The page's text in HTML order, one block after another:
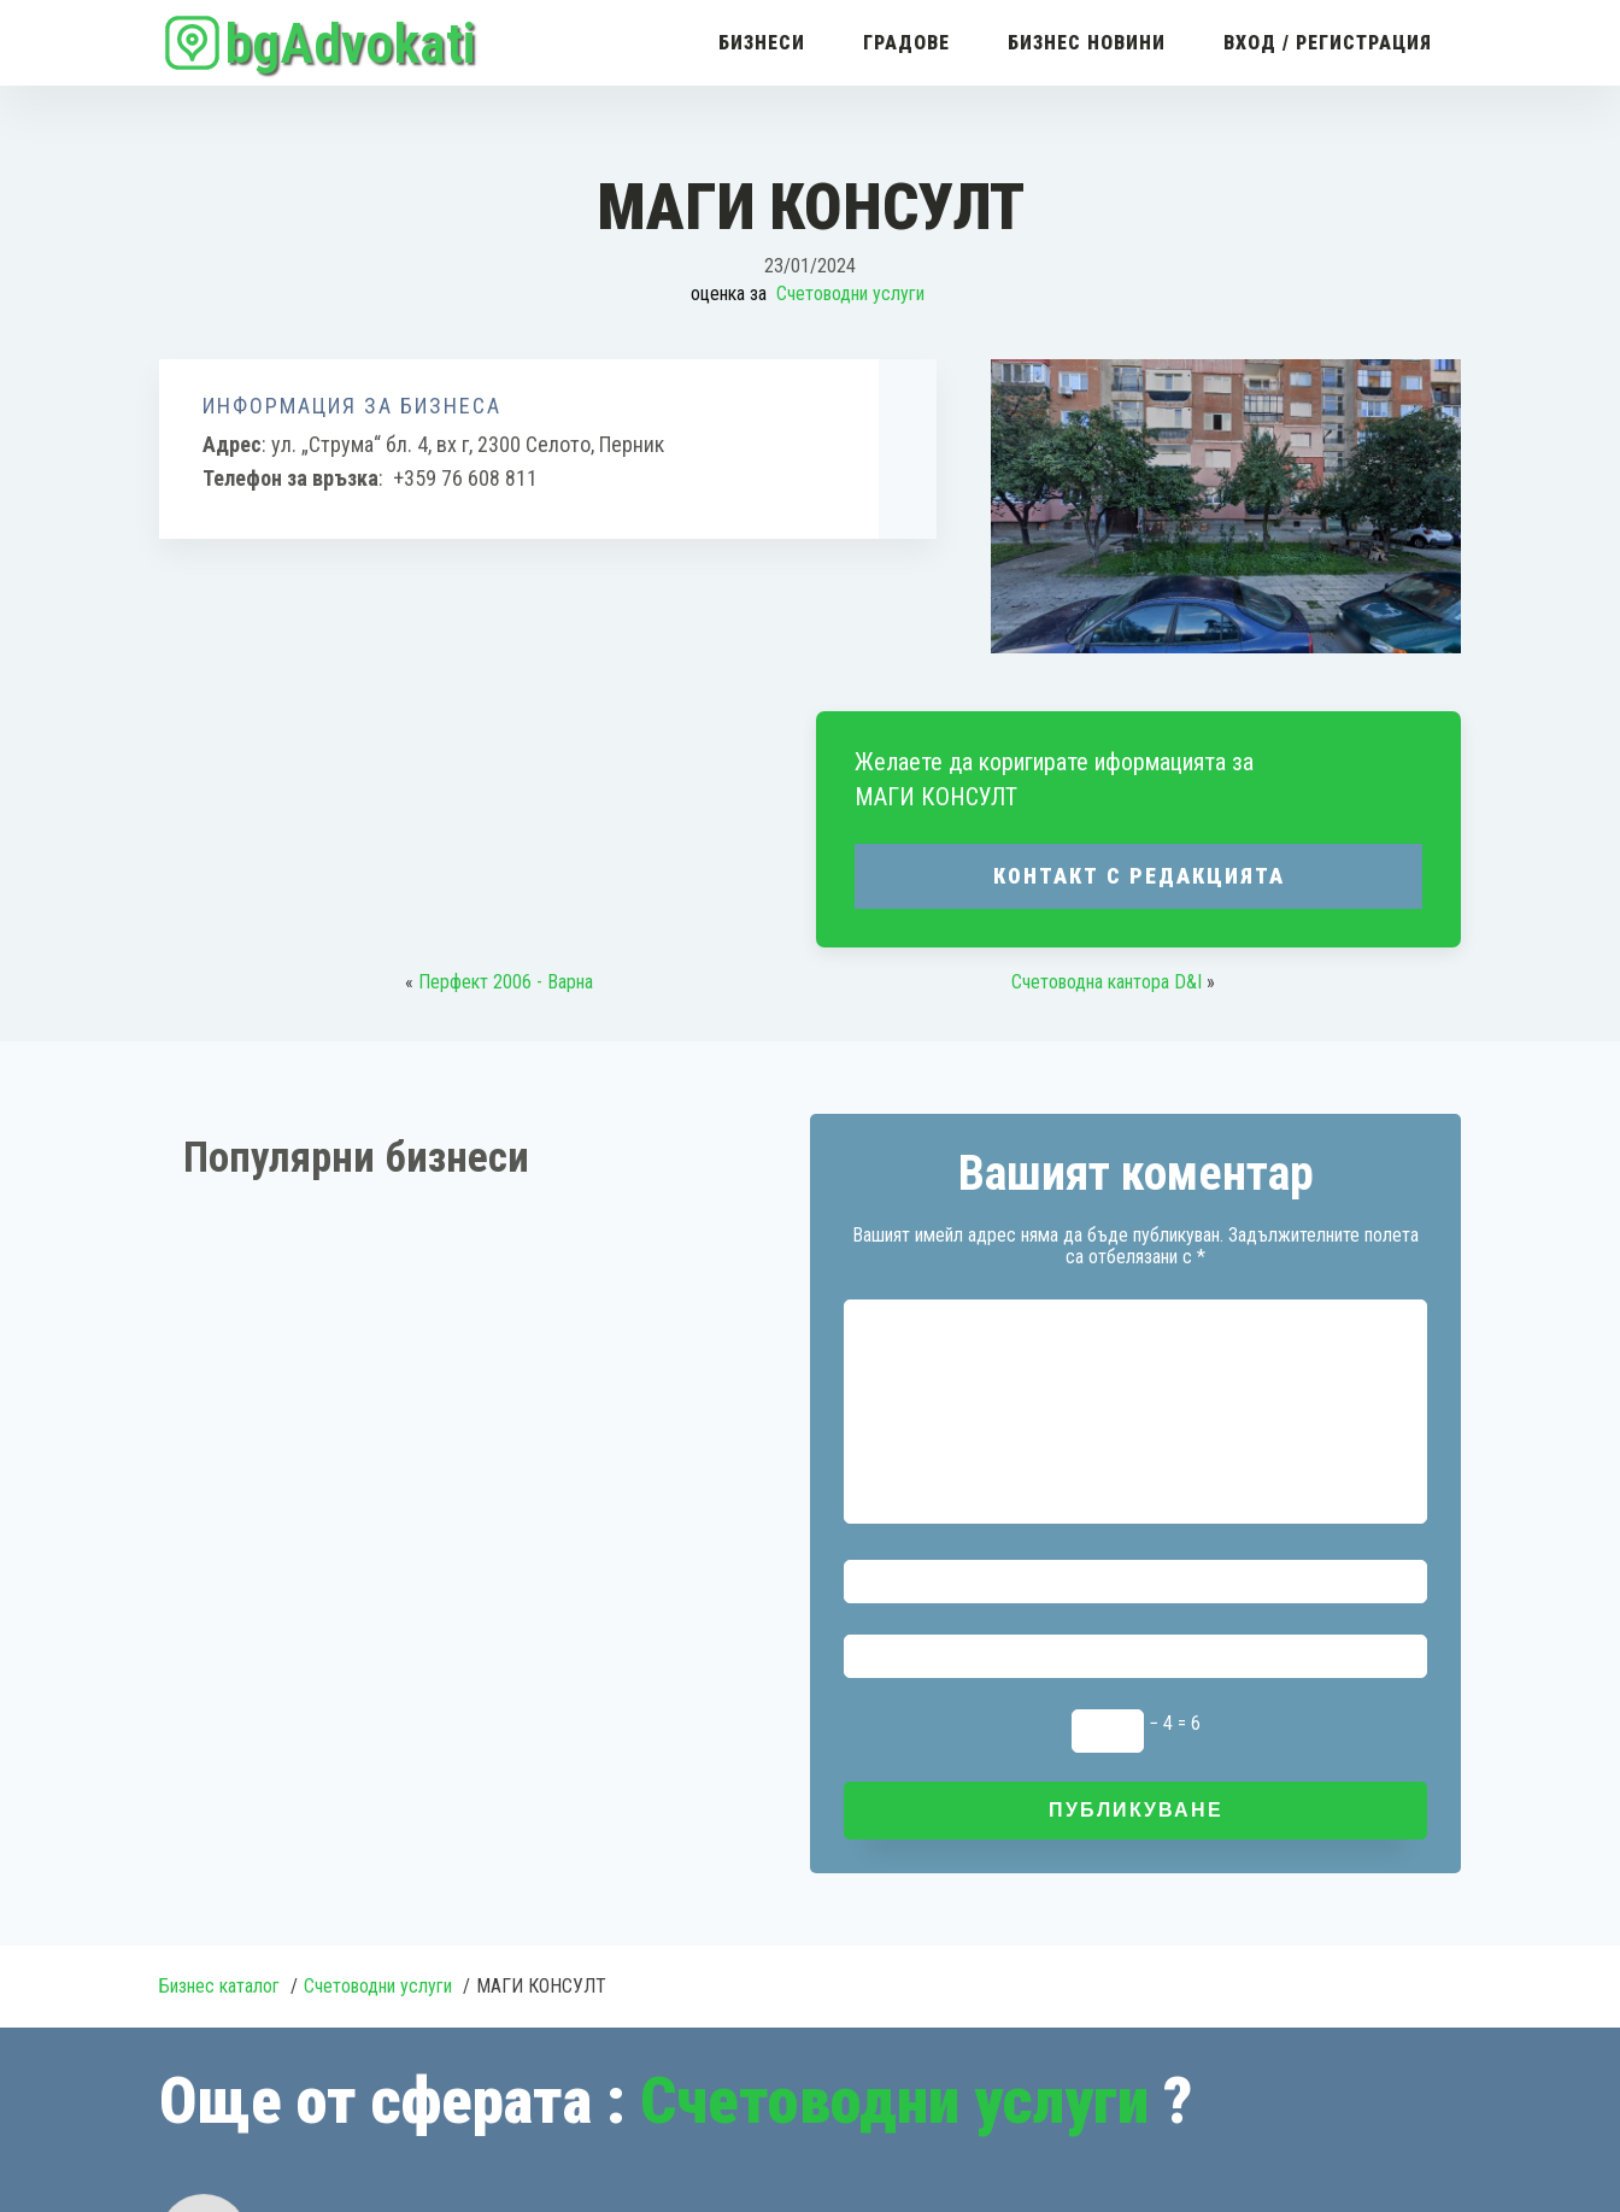
bgAdvokati БИЗНЕСИ ГРАДОВЕ БИЗНЕС НОВИНИ ВХОД / РЕГИСТРАЦИЯ
МАГИ КОНСУЛТ
23/01/2024
оценка за Счетоводни услуги
ИНФОРМАЦИЯ ЗА БИЗНЕСА
Адрес: ул. „Струма“ бл. 4, вх г, 2300 Селото, Перник
Телефон за връзка: +359 76 608 811
Желаете да коригирате иформацията за
МАГИ КОНСУЛТ
КОНТАКТ С РЕДАКЦИЯТА
« Перфект 2006 - Варна Счетоводна кантора D&I »
Популярни бизнеси Вашият коментар
Вашият имейл адрес няма да бъде публикуван. Задължителните полета
са отбелязани с *
− 4 = 6
Бизнес каталог Счетоводни услуги МАГИ КОНСУЛТ
Още от сферата : Счетоводни услуги ?